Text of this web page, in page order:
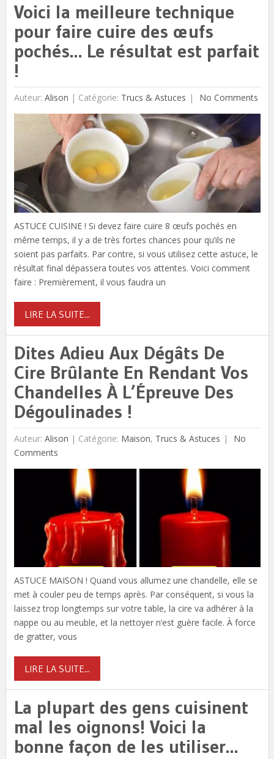
Voici la meilleure technique
pour faire cuire des œufs
pochés… Le résultat est parfait
!
Auteur: Alison | Catégorie: Trucs & Astuces No Comments
ASTUCE CUISINE ! Si devez faire cuire 8 œufs pochés en
même temps, il y a de très fortes chances pour qu’ils ne
soient pas parfaits. Par contre, si vous utilisez cette astuce, le
résultat final dépassera toutes vos attentes. Voici comment
faire : Premièrement, il vous faudra un
LIRE LA SUITE...
Dites Adieu Aux Dégâts De
Cire Brûlante En Rendant Vos
Chandelles À L’Épreuve Des
Dégoulinades !
Auteur: Alison | Catégorie: Maison, Trucs & Astuces
No
Comments
ASTUCE MAISON ! Quand vous allumez une chandelle, elle se
met à couler peu de temps après. Par conséquent, si vous la
laissez trop longtemps sur votre table, la cire va adhérer à la
nappe ou au meuble, et la nettoyer n’est guère facile. À force
de gratter, vous
LIRE LA SUITE...
La plupart des gens cuisinent
mal les oignons! Voici la
bonne façon de les utiliser…